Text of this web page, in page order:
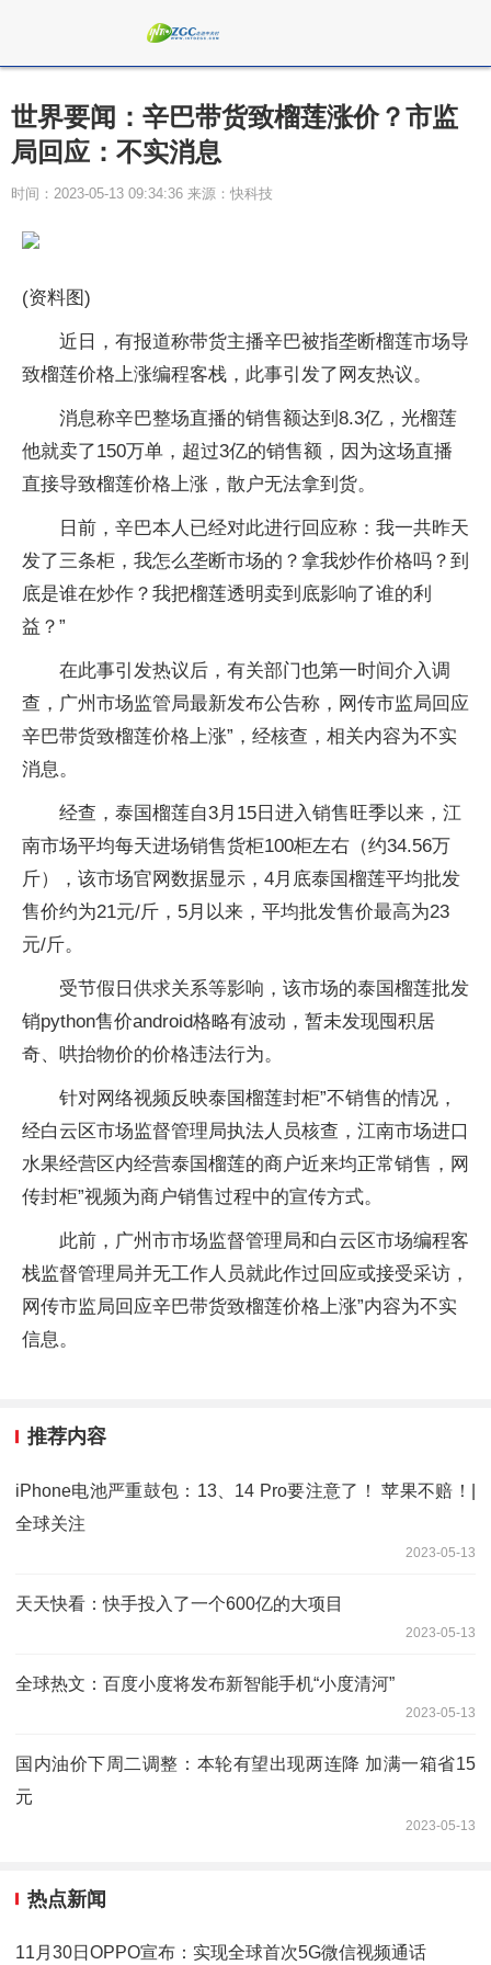
世界要闻：辛巴带货致榴莲涨价？市监
局回应：不实消息
时间：2023-05-13 09:34:36 来源：快科技
(资料图)
近日，有报道称带货主播辛巴被指垄断榴莲市场导
致榴莲价格上涨编程客栈，此事引发了网友热议。
消息称辛巴整场直播的销售额达到8.3亿，光榴莲
他就卖了150万单，超过3亿的销售额，因为这场直播
直接导致榴莲价格上涨，散户无法拿到货。
日前，辛巴本人已经对此进行回应称：我一共昨天
发了三条柜，我怎么垄断市场的？拿我炒作价格吗？到
底是谁在炒作？我把榴莲透明卖到底影响了谁的利
益？”
在此事引发热议后，有关部门也第一时间介入调
查，广州市场监管局最新发布公告称，网传市监局回应
辛巴带货致榴莲价格上涨”，经核查，相关内容为不实
消息。
经查，泰国榴莲自3月15日进入销售旺季以来，江
南市场平均每天进场销售货柜100柜左右（约34.56万
斤），该市场官网数据显示，4月底泰国榴莲平均批发
售价约为21元/斤，5月以来，平均批发售价最高为23
元/斤。
受节假日供求关系等影响，该市场的泰国榴莲批发
销python售价android格略有波动，暂未发现囤积居
奇、哄抬物价的价格违法行为。
针对网络视频反映泰国榴莲封柜”不销售的情况，
经白云区市场监督管理局执法人员核查，江南市场进口
水果经营区内经营泰国榴莲的商户近来均正常销售，网
传封柜”视频为商户销售过程中的宣传方式。
此前，广州市市场监督管理局和白云区市场编程客
栈监督管理局并无工作人员就此作过回应或接受采访，
网传市监局回应辛巴带货致榴莲价格上涨”内容为不实
信息。
推荐内容
iPhone电池严重鼓包：13、14 Pro要注意了！ 苹果不赔！|
全球关注
2023-05-13
天天快看：快手投入了一个600亿的大项目
2023-05-13
全球热文：百度小度将发布新智能手机“小度清河”
2023-05-13
国内油价下周二调整：本轮有望出现两连降 加满一箱省15
元
2023-05-13
热点新闻
11月30日OPPO宣布：实现全球首次5G微信视频通话